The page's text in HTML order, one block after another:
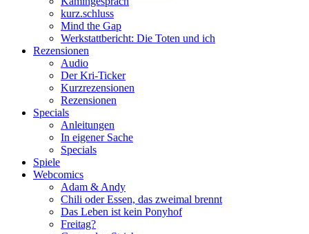
kurz.schluss
Mind the Gap
Werkstattbericht: Die Toten und ich
Rezensionen
Audio
Der Kri-Ticker
Kurzrezensionen
Rezensionen
Specials
Anleitungen
In eigener Sache
Specials
Spiele
Webcomics
Adam & Andy
Chili oder Essen, das zweimal brennt
Das Leben ist kein Ponyhof
Freitag?